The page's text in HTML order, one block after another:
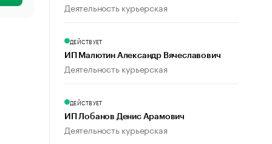
Деятельность курьерская
ДЕЙСТВУЕТ
ИП Малютин Александр Вячеславович
Деятельность курьерская
ДЕЙСТВУЕТ
ИП Лобанов Денис Арамович
Деятельность курьерская